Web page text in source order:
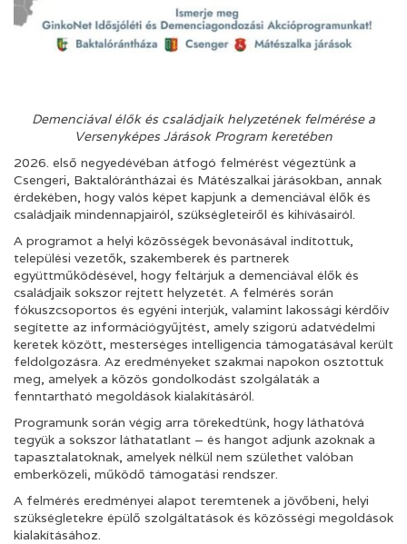
Demenciával élők és családjaik helyzetének felmérése a
Versenyképes Járások Program keretében
2026. első negyedévéban átfogó felmérést végeztünk a
Csengeri, Baktalórántházai és Mátészalkai járásokban, annak
érdekében, hogy valós képet kapjunk a demenciával élők és
családjaik mindennapjairól, szükségleteiről és kihívásairól.
A programot a helyi közösségek bevonásával indítottuk,
települési vezetők, szakemberek és partnerek
együttműködésével, hogy feltárjuk a demenciával élők és
családjaik sokszor rejtett helyzetét. A felmérés során
fókuszcsoportos és egyéni interjúk, valamint lakossági kérdőív
segítette az információgyűjtést, amely szigorú adatvédelmi
keretek között, mesterséges intelligencia támogatásával került
feldolgozásra. Az eredményeket szakmai napokon osztottuk
meg, amelyek a közös gondolkodást szolgálaták a
fenntartható megoldások kialakításáról.
Programunk során végig arra törekedtünk, hogy láthatóvá
tegyük a sokszor láthatatlant – és hangot adjunk azoknak a
tapasztalatoknak, amelyek nélkül nem születhet valóban
emberközeli, működő támogatási rendszer.
A felmérés eredményei alapot teremtenek a jövőbeni, helyi
szükségletekre épülő szolgáltatások és közösségi megoldások
kialakításához.